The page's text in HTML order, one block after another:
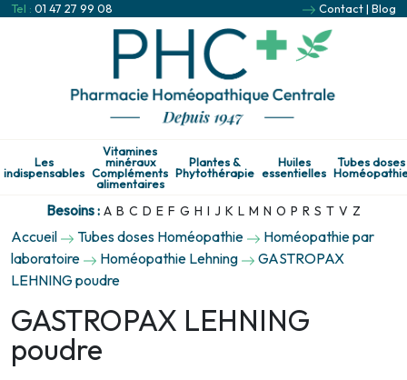
Tel : 01 47 27 99 08 Contact| Blog
Les
indispensables
Vitamines
minéraux
Compléments
alimentaires
Plantes &
Phytothérapie
Huiles
essentielles
Tubes doses
Besoins : A B C D E F G H I J K L M N O P R S T V Z
Accueil Tubes doses Homéopathie
Homéopathie par
laboratoire
Homéopathie Lehning
GASTROPAX
LEHNING poudre
GASTROPAX LEHNING
poudre